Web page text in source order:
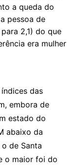
a queda do
pessoa de
2,1) do que
era mulher
das
embora de
estado do
abaixo da
de Santa
o maior foi do